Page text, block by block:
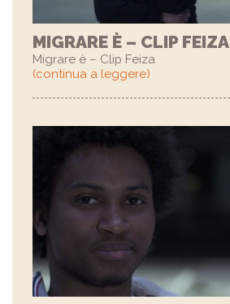
MIGRARE È – CLIP FEIZA
Migrare è – Clip Feiza
(continua a leggere)